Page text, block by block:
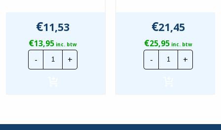
€11,53
€13,95 inc. btw
-
Mepac
Spijkerclips
|
Per
+
€21,45
€25,95 inc. btw
-
Mepac
Klembeugel
|
Stuks
+